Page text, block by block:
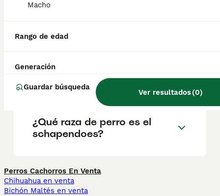
Macho
Rango de edad
Generación
Guardar búsqueda
Ver resultados(0)
¿Los perros de Schapendoes
¿Schapendoes tamaño?
¿Qué raza de perro es el
schapendoes?
Perros Cachorros En Venta
Chihuahua en venta
Bichón Maltés en venta